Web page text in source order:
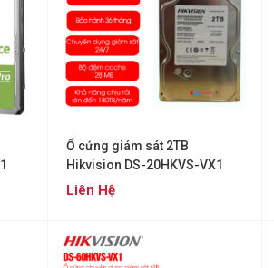
Ổ cứng giám sát 2TB
Hikvision DS-20HKVS-VX1
Liên Hệ